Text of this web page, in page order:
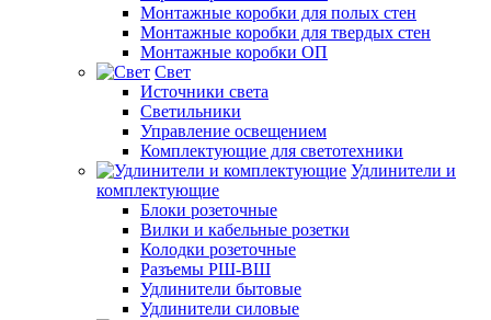
Монтажные коробки для полых стен
Монтажные коробки для твердых стен
Монтажные коробки ОП
Свет
Источники света
Светильники
Управление освещением
Комплектующие для светотехники
Удлинители и
комплектующие
Блоки розеточные
Вилки и кабельные розетки
Колодки розеточные
Разъемы РШ-ВШ
Удлинители бытовые
Удлинители силовые